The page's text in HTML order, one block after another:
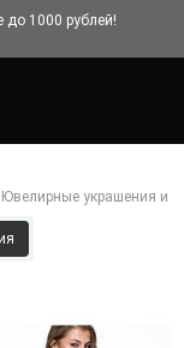
до 1000 рублей!
Ювелирные украшения и